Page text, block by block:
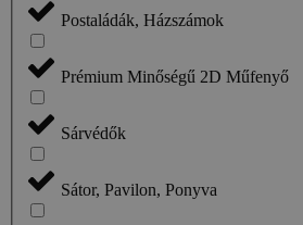
Postaládák, Házszámok
Prémium Minőségű 2D Műfenyő
Sárvédők
Sátor, Pavilon, Ponyva